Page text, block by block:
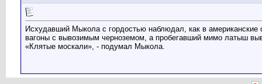
Исхудавший Мыкола с гордостью наблюдал, как в американские
вагоны с вывозимым черноземом, а пробегавший мимо латыш
«Клятые москали», - подумал Мыкола.